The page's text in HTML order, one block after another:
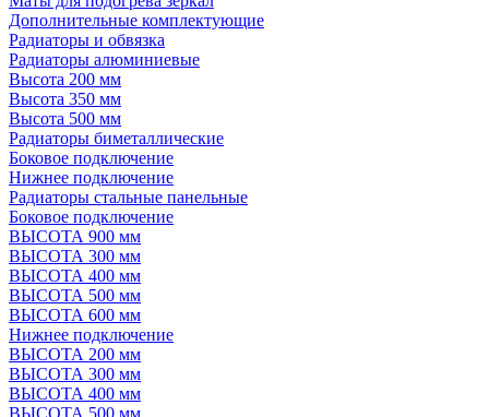
Дополнительные комплектующие
Радиаторы и обвязка
Радиаторы алюминиевые
Высота 200 мм
Высота 350 мм
Высота 500 мм
Радиаторы биметаллические
Боковое подключение
Нижнее подключение
Радиаторы стальные панельные
Боковое подключение
ВЫСОТА 900 мм
ВЫСОТА 300 мм
ВЫСОТА 400 мм
ВЫСОТА 500 мм
ВЫСОТА 600 мм
Нижнее подключение
ВЫСОТА 200 мм
ВЫСОТА 300 мм
ВЫСОТА 400 мм
ВЫСОТА 500 мм